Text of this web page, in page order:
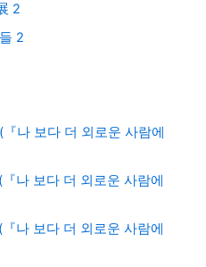
2
2
나 보다 더 외로운 사람에
나 보다 더 외로운 사람에
나 보다 더 외로운 사람에